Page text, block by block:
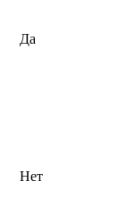
Да
Нет